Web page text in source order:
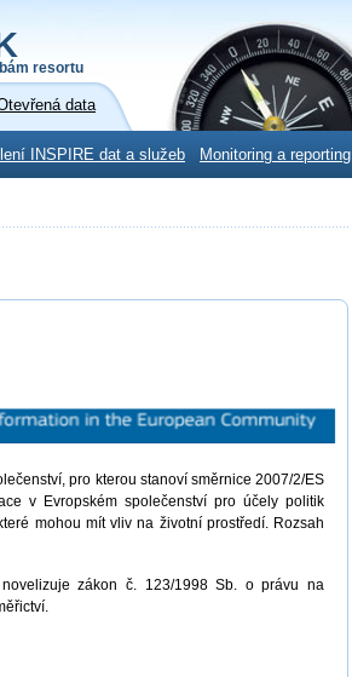
resortu
data
INSPIRE dat a služeb Monitoring a reporting
pro kterou stanoví směrnice 2007/2/ES
v Evropském společenství pro účely politik
mohou mít vliv na životní prostředí. Rozsah
zákon č. 123/1998 Sb. o právu na